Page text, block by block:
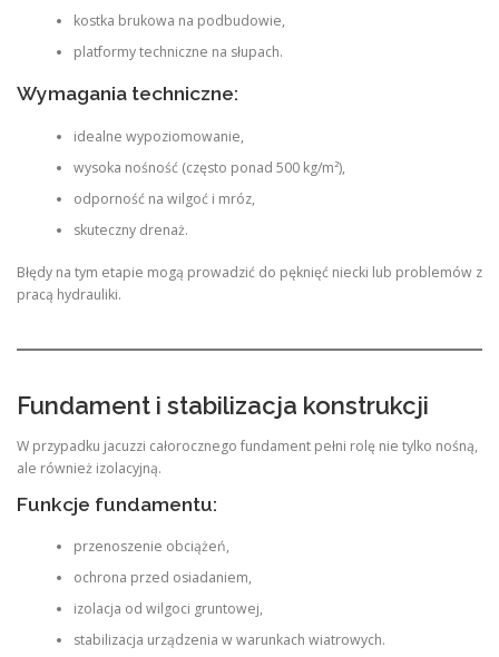
kostka brukowa na podbudowie,
platformy techniczne na słupach.
Wymagania techniczne:
idealne wypoziomowanie,
wysoka nośność (często ponad 500 kg/m²),
odporność na wilgoć i mróz,
skuteczny drenaż.
Błędy na tym etapie mogą prowadzić do pęknięć niecki lub problemów z
pracą hydrauliki.
Fundament i stabilizacja konstrukcji
W przypadku jacuzzi całorocznego fundament pełni rolę nie tylko nośną,
ale również izolacyjną.
Funkcje fundamentu:
przenoszenie obciążeń,
ochrona przed osiadaniem,
izolacja od wilgoci gruntowej,
stabilizacja urządzenia w warunkach wiatrowych.